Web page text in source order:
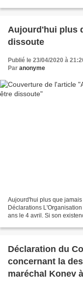
Aujourd'hui plus
dissoute
Publié le 23/04/2020 à
Par anonyme
Aujourd'hui plus que
Déclarations
ans le 4 avril. Si son
Déclaration du
concernant la
maréchal Konev